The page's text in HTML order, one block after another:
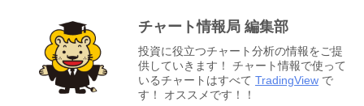
チャート情報局 編集部
投資に役立つチャート分析の情報をご提
供していきます！ チャート情報で使って
いるチャートはすべて TradingView で
す！ オススメです！！